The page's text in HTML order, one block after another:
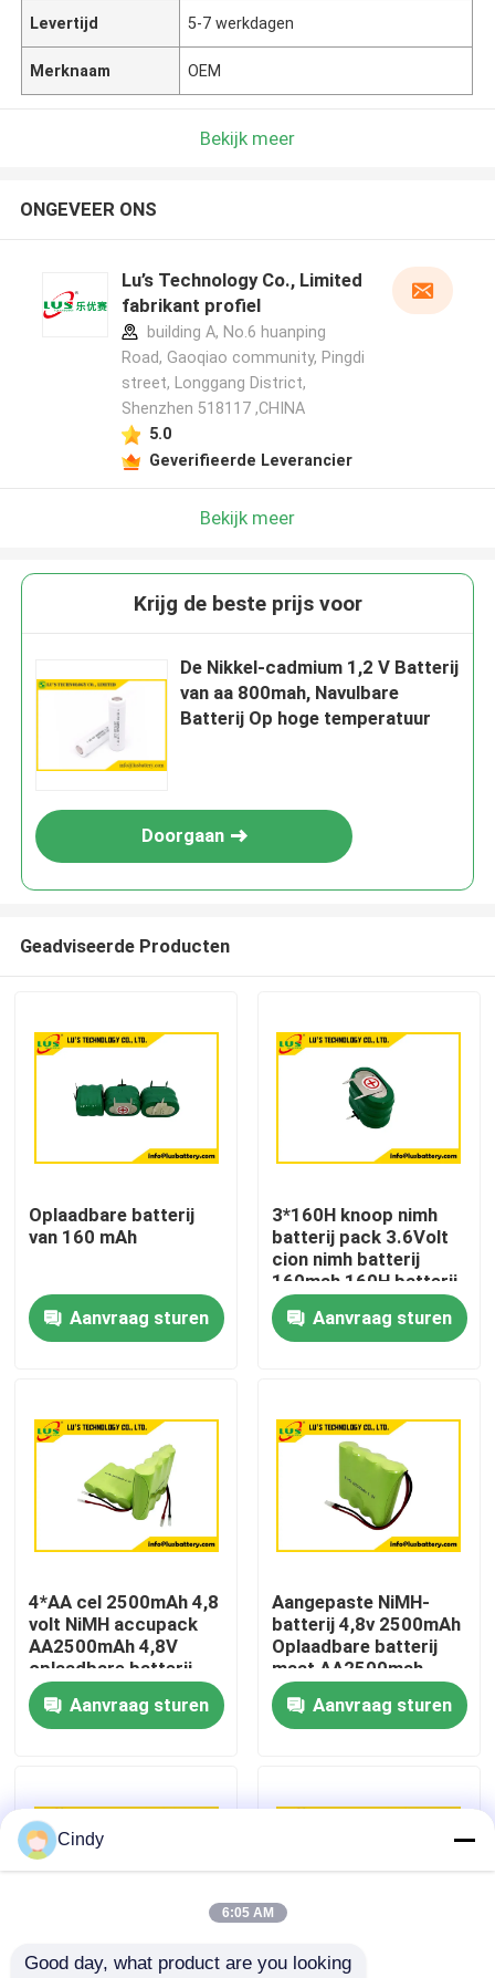
Huis
Ongeveer ons
Fabrieksreis
Kwaliteitscontrole
Contacteer ons
Gevallen
Het Dioxydebatterij van het lithiummangaan
Levertijd 5-7 werkdagen
Merknaam OEM
Bekijk meer
ONGEVEER ONS
Lu’s Technology Co., Limited
fabrikant profiel
building A, No.6 huanping
Road, Gaoqiao community, Pingdi
street, Longgang District,
Shenzhen 518117 ,CHINA
5.0
Geverifieerde Leverancier
Bekijk meer
Krijg de beste prijs voor
De Nikkel-cadmium 1,2 V Batterij
van aa 800mah, Navulbare
Batterij Op hoge temperatuur
Doorgaan
Geadviseerde Producten
Oplaadbare batterij
van 160 mAh
Aanvraag sturen
3*160H knoop nimh
batterij pack 3.6Volt
cion nimh batterij
160mah 160H batterij
Aanvraag sturen
4*AA cel 2500mAh 4,8
volt NiMH accupack
AA2500mAh 4,8V
oplaadbare batterij
Aanvraag sturen
Aangepaste NiMH-
batterij 4,8v 2500mAh
Oplaadbare batterij
maat AA2500mah
batterij OEM
Aanvraag sturen
Cindy
6:05 AM
Good day, what product are you looking